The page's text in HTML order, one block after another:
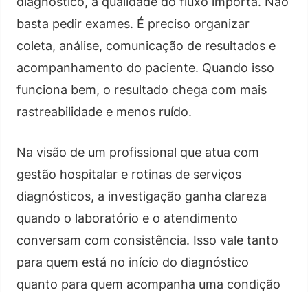
basta pedir exames. É preciso organizar
coleta, análise, comunicação de resultados e
acompanhamento do paciente. Quando isso
funciona bem, o resultado chega com mais
rastreabilidade e menos ruído.
Na visão de um profissional que atua com
gestão hospitalar e rotinas de serviços
diagnósticos, a investigação ganha clareza
quando o laboratório e o atendimento
conversam com consistência. Isso vale tanto
para quem está no início do diagnóstico
quanto para quem acompanha uma condição